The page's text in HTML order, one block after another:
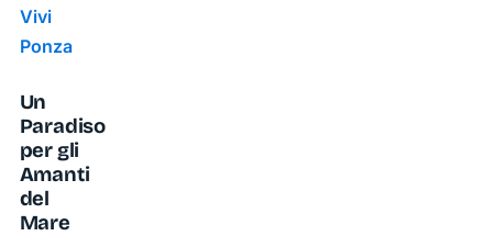
Vivi
Ponza
Un
Paradiso
per gli
Amanti
del
Mare